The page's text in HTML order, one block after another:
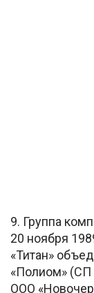
9. Группа
20 ноября
«Титан»
«Полиом» (СП
ООО